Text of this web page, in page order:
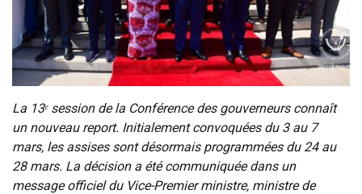
La 13ᵉ session de la Conférence des gouverneurs connaît
un nouveau report. Initialement convoquées du 3 au 7
mars, les assises sont désormais programmées du 24 au
28 mars. La décision a été communiquée dans un
message officiel du Vice-Premier ministre, ministre de